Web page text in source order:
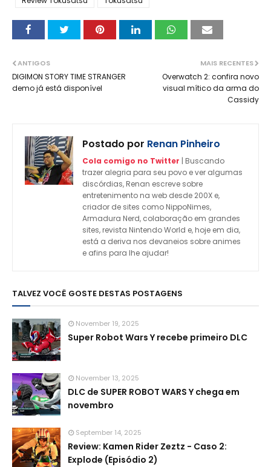
MAIS RECENTES
Overwatch 2: confira novo
visual mítico da arma do
Cassidy
ANTIGOS
DIGIMON STORY TIME STRANGER
demo já está disponível
Postado por Renan Pinheiro
Cola comigo no Twitter | Buscando
trazer alegria para seu povo e ver algumas
discórdias, Renan escreve sobre
entretenimento na web desde 200X e,
criador de sites como NippoNimes,
Armadura Nerd, colaboração em grandes
sites, revista Nintendo World e, hoje em dia,
está a deriva nos devaneios sobre animes
e afins para lhe ajudar!
TALVEZ VOCÊ GOSTE DESTAS POSTAGENS
November 19, 2025
Super Robot Wars Y recebe primeiro DLC
November 13, 2025
DLC de SUPER ROBOT WARS Y chega em
novembro
September 14, 2025
Review: Kamen Rider Zeztz - Caso 2:
Explode (Episódio 2)